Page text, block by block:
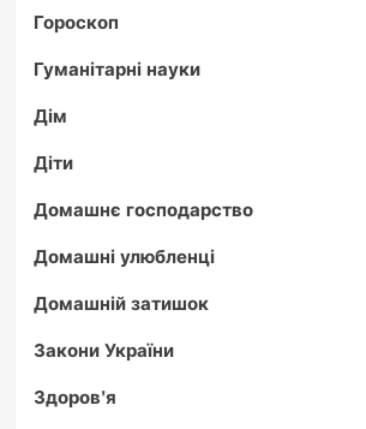
Гороскоп
Гуманітарні науки
Дім
Діти
Домашнє господарство
Домашні улюбленці
Домашній затишок
Закони України
Здоров'я